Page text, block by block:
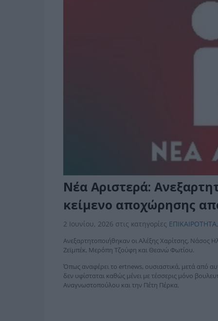
Νέα Αριστερά:
κείμενο αποχώρησης
2 Ιουνίου, 2026 στις κατηγορίες ΕΠΙΚΑΙΡΟΤΗΤΑ,
Ανεξαρτητοποιήθηκαν οι Αλέξης Χαρίτσης, Νάσος
Ζεϊμπέκ, Μερόπη Τζούφη και Θεανώ Φωτίου.
Όπως αναφέρει το ertnews, ουσιαστικά, μετά από
δεν υφίσταται καθώς μένει με τέσσερις μόνο
Αναγνωστοπούλου και την Πέτη Πέρκα.